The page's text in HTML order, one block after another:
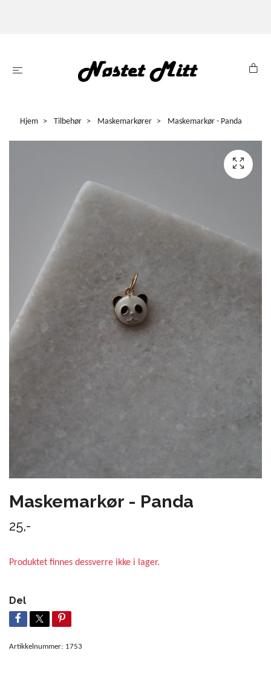
Hjem Tilbehør Maskemarkører Maskemarkør - Panda
Maskemarkør - Panda
25,-
Produktet finnes dessverre ikke i lager.
Del
Artikkelnummer: 1753